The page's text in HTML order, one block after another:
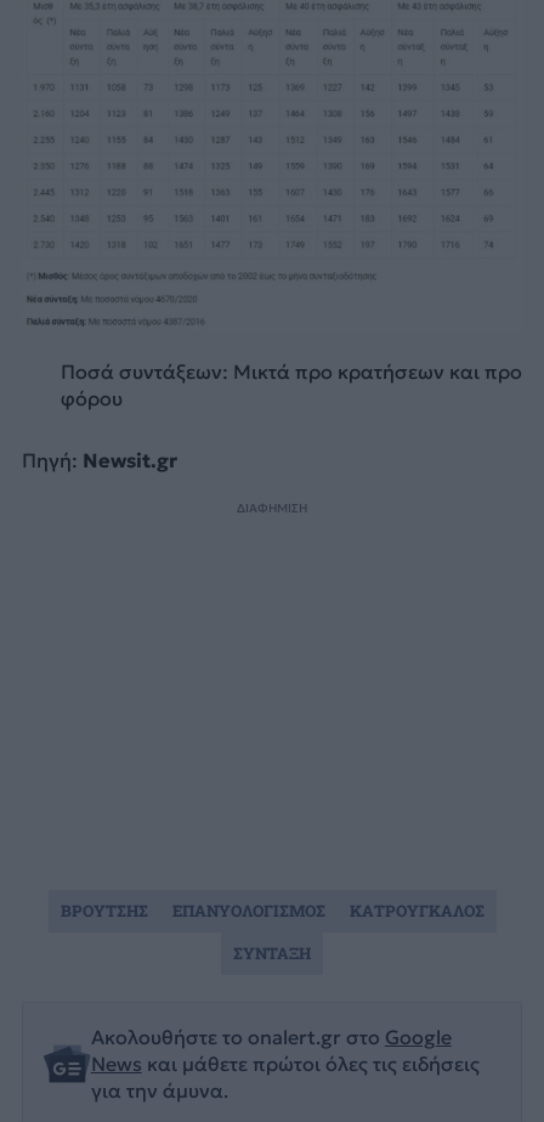
Ποσά συντάξεων: Μικτά προ κρατήσεων και προ
φόρου
Πηγή: Newsit.gr
ΔΙΑΦΗΜΙΣΗ
Ακολουθήστε το onalert.gr στο Google
News και μάθετε πρώτοι όλες τις ειδήσεις
για την άμυνα.
ΒΡΟΥΤΣΗΣ ΕΠΑΝΥΟΛΟΓΙΣΜΟΣ
ΚΑΤΡΟΥΓΚΑΛΟΣ
ΣΥΝΤΑΞΗ